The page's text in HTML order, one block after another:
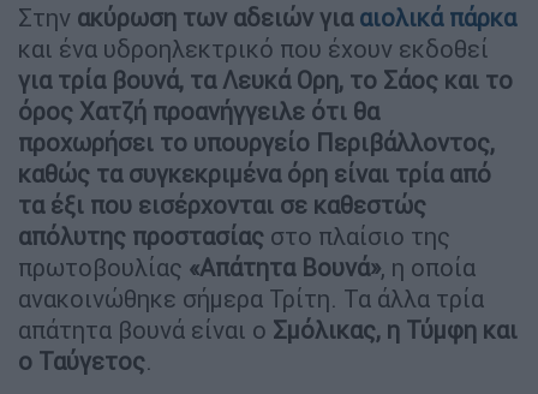
Στην ακύρωση των αδειών για αιολικά πάρκα
και ένα υδροηλεκτρικό που έχουν εκδοθεί
για τρία βουνά, τα Λευκά Ορη, το Σάος και το
όρος Χατζή προανήγγειλε ότι θα
προχωρήσει το υπουργείο Περιβάλλοντος,
καθώς τα συγκεκριμένα όρη είναι τρία από
τα έξι που εισέρχονται σε καθεστώς
απόλυτης προστασίας στο πλαίσιο της
πρωτοβουλίας «Απάτητα Βουνά», η οποία
ανακοινώθηκε σήμερα Τρίτη. Τα άλλα τρία
απάτητα βουνά είναι ο Σμόλικας, η Τύμφη και
ο Ταύγετος.